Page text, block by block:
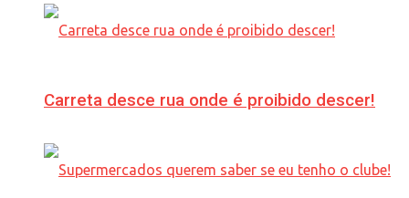
Carreta desce rua onde é proibido descer!